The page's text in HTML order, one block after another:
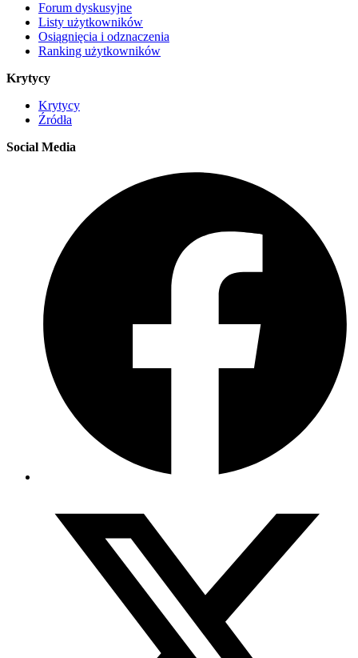
Forum dyskusyjne
Listy użytkowników
Osiągnięcia i odznaczenia
Ranking użytkowników
Krytycy
Krytycy
Źródła
Social Media